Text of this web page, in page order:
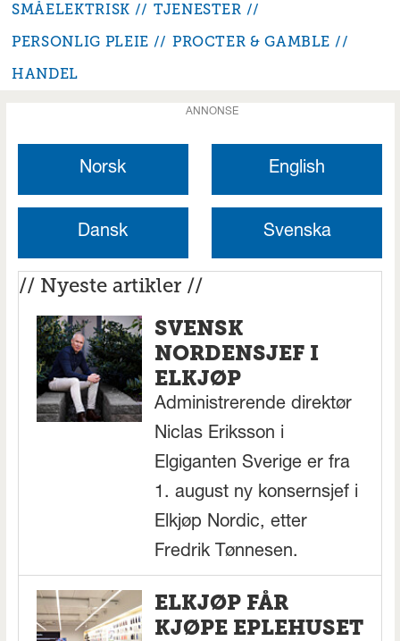
SMÅELEKTRISK
TJENESTER
PERSONLIG PLEIE
PROCTER & GAMBLE
HANDEL
ANNONSE
Norsk English
Dansk Svenska
// Nyeste artikler //
SVENSK
NORDENSJEF I
ELKJØP
Administrerende direktør
Niclas Eriksson i
Elgiganten Sverige er fra
1. august ny konsernsjef i
Elkjøp Nordic, etter
Fredrik Tønnesen.
ELKJØP FÅR
KJØPE EPLEHUSET